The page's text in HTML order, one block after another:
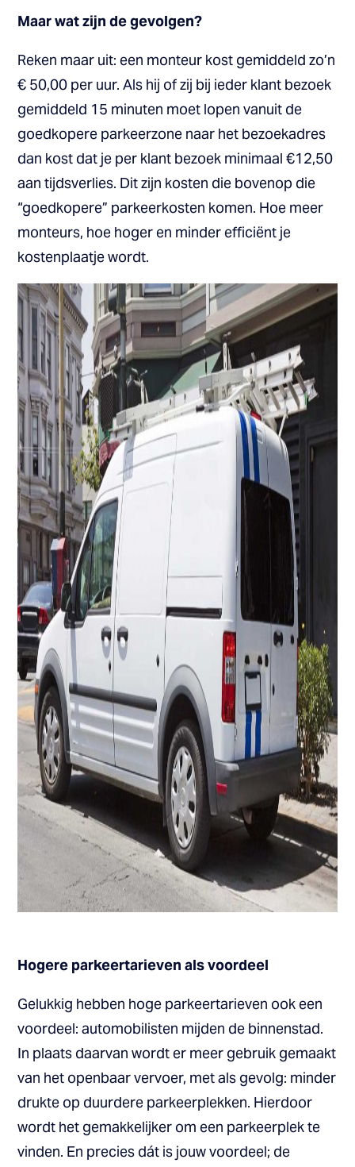
Maar wat zijn de gevolgen?
Reken maar uit: een monteur kost gemiddeld zo’n
€ 50,00 per uur. Als hij of zij bij ieder klant bezoek
gemiddeld 15 minuten moet lopen vanuit de
goedkopere parkeerzone naar het bezoekadres
dan kost dat je per klant bezoek minimaal €12,50
aan tijdsverlies. Dit zijn kosten die bovenop die
“goedkopere” parkeerkosten komen. Hoe meer
monteurs, hoe hoger en minder efficiënt je
kostenplaatje wordt.
Hogere parkeertarieven als voordeel
Gelukkig hebben hoge parkeertarieven ook een
voordeel: automobilisten mijden de binnenstad.
In plaats daarvan wordt er meer gebruik gemaakt
van het openbaar vervoer, met als gevolg: minder
drukte op duurdere parkeerplekken. Hierdoor
wordt het gemakkelijker om een parkeerplek te
vinden. En precies dát is jouw voordeel; de